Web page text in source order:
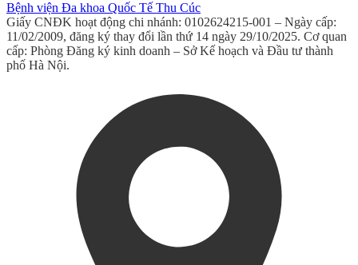
Bệnh viện Đa khoa Quốc Tế Thu Cúc
Giấy CNĐK hoạt động chi nhánh: 0102624215-001 – Ngày cấp:
11/02/2009, đăng ký thay đổi lần thứ 14 ngày 29/10/2025. Cơ quan
cấp: Phòng Đăng ký kinh doanh – Sở Kế hoạch và Đầu tư thành
phố Hà Nội.